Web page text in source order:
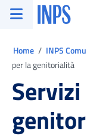
Vai al menu principale
Vai al contenuto
Vai al pie' di pagina
INPS ()
Home INPS
per la genitorialità